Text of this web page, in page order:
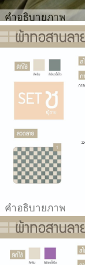
คำอธิบายภาพ
คำอธิบายภาพ